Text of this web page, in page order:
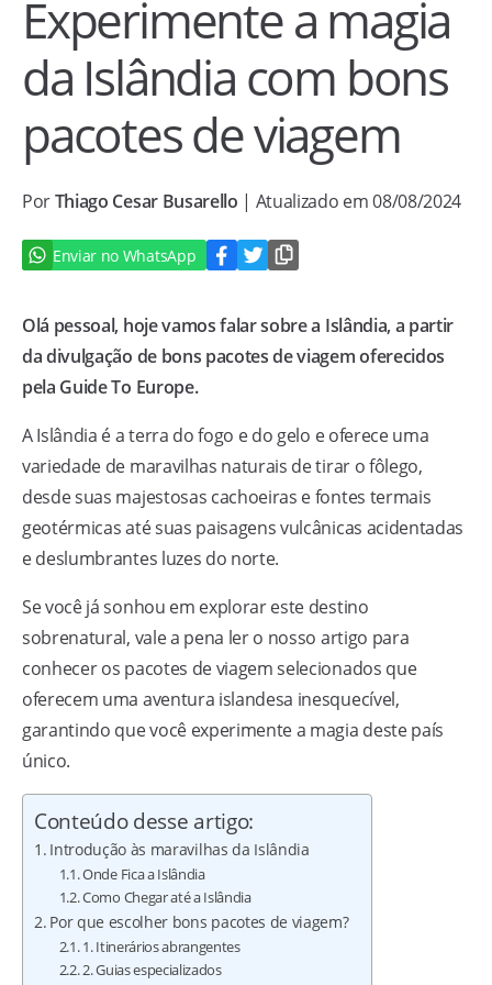
Experimente a magia
da Islândia com bons
pacotes de viagem
PorThiago Cesar Busarello | Atualizado em 08/08/2024
Enviar no WhatsApp
Olá pessoal, hoje vamos falar sobre a Islândia, a partir
da divulgação de bons pacotes de viagem oferecidos
pela Guide To Europe.
A Islândia é a terra do fogo e do gelo e oferece uma
variedade de maravilhas naturais de tirar o fôlego,
desde suas majestosas cachoeiras e fontes termais
geotérmicas até suas paisagens vulcânicas acidentadas
e deslumbrantes luzes do norte.
Se você já sonhou em explorar este destino
sobrenatural, vale a pena ler o nosso artigo para
conhecer os pacotes de viagem selecionados que
oferecem uma aventura islandesa inesquecível,
garantindo que você experimente a magia deste país
único.
Conteúdo desse artigo:
Introdução às maravilhas da Islândia
Onde Fica a Islândia
Como Chegar até a Islândia
Por que escolher bons pacotes de viagem?
1. Itinerários abrangentes
2. Guias especializados